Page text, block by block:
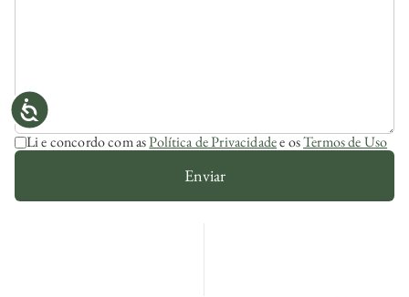
Li e concordo com asPolítica de Privacidadee osTermos de Uso
Enviar